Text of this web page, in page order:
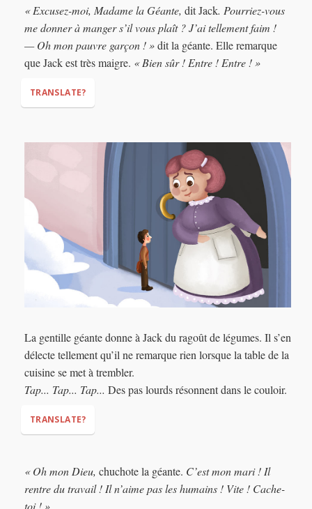
himself at the castle door)
« Excusez-moi, Madame la Géante, dit Jack. Pourriez-vous
me donner à manger s’il vous plaît ? J’ai tellement faim !
— Oh mon pauvre garçon ! »dit la géante. Elle remarque
que Jack est très maigre. « Bien sûr ! Entre ! Entre ! »
TRANSLATE?
some food, please? I’m so hungry!”
“Oh, my poor boy!”
“Of course! Come in! Come in!”
La gentille géante donne à Jack du ragoût de légumes. Il s’en
délecte tellement qu’il ne remarque rien lorsque la table de la
cuisine se met à trembler.
Tap... Tap... Tap... Des pas lourds résonnent dans le couloir.
TRANSLATE?
« Oh mon Dieu, chuchote la géante. C’est mon mari ! Il
rentre du travail ! Il n’aime pas les humains ! Vite ! Cache-
toi ! »